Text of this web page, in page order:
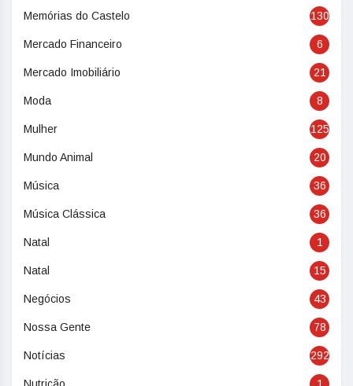
Memórias do Castelo 130
Mercado Financeiro 6
Mercado Imobiliário 21
Moda 8
Mulher 125
Mundo Animal 20
Música 36
Música Clássica 36
Natal 1
Natal 15
Negócios 43
Nossa Gente 78
Notícias 292